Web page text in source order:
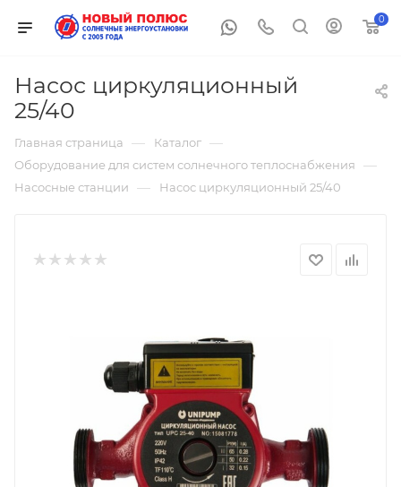
0
Насос циркуляционный
25/40
Главная страница — Каталог —
Оборудование для систем солнечного теплоснабжения —
Насосные станции — Насос циркуляционный 25/40